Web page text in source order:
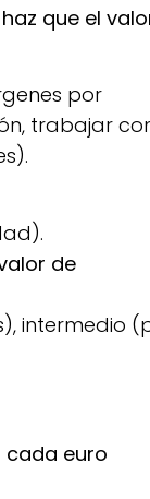
haz que el
por
trabajar
de
intermedio
cada euro